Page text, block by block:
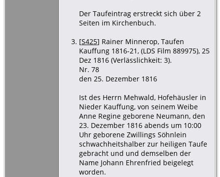
Der Taufeintrag erstreckt sich über 2
Seiten im Kirchenbuch.
[S425] Rainer Minnerop, Taufen
Kauffung 1816-21, (LDS Film 889975), 25
Dez 1816 (Verlässlichkeit: 3).
Nr. 78
den 25. Dezember 1816
Ist des Herrn Mehwald, Hofehäusler in
Nieder Kauffung, von seinem Weibe
Anne Regine geborene Neumann, den
23. Dezember 1816 abends um 10:00
Uhr geborene Zwillings Söhnlein
schwachheitshalber zur heiligen Taufe
gebracht und und demselben der
Name Johann Ehrenfried beigelegt
worden.